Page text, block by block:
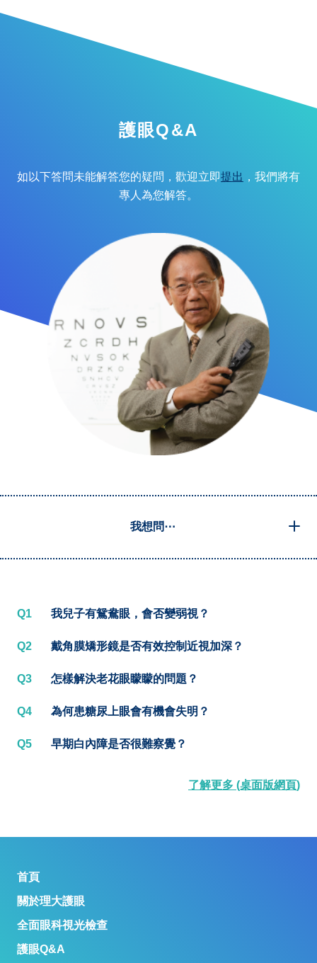
護眼Q&A
如以下答問未能解答您的疑問，歡迎立即提出 ，我們將有
專人為您解答。
我想問⋯
Q1 我兒子有鴛鴦眼，會否變弱視？
Q2 戴角膜矯形鏡是否有效控制近視加深？
Q3 怎樣解決老花眼矇矇的問題？
Q4 為何患糖尿上眼會有機會失明？
Q5 早期白內障是否很難察覺？
了解更多 (桌面版網頁)
首頁
關於理大護眼
全面眼科視光檢查
護眼Q&A